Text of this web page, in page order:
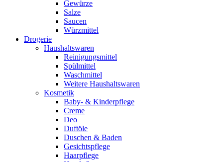
Gewürze
Salze
Saucen
Würzmittel
Drogerie
Haushaltswaren
Reinigungsmittel
Spülmittel
Waschmittel
Weitere Haushaltswaren
Kosmetik
Baby- & Kinderpflege
Creme
Deo
Duftöle
Duschen & Baden
Gesichtspflege
Haarpflege